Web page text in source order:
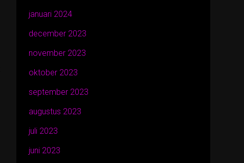
januari 2024
december 2023
november 2023
oktober 2023
september 2023
augustus 2023
juli 2023
juni 2023